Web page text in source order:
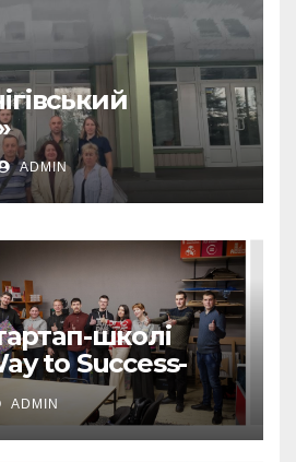
ADMIN
школі
to Success-
досвід для
ідей
ADMIN